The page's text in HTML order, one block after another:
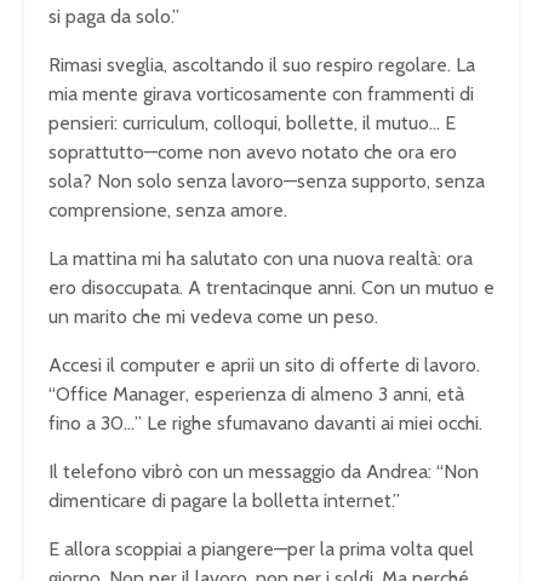
si paga da solo.”
Rimasi sveglia, ascoltando il suo respiro regolare. La
mia mente girava vorticosamente con frammenti di
pensieri: curriculum, colloqui, bollette, il mutuo… E
soprattutto—come non avevo notato che ora ero
sola? Non solo senza lavoro—senza supporto, senza
comprensione, senza amore.
La mattina mi ha salutato con una nuova realtà: ora
ero disoccupata. A trentacinque anni. Con un mutuo e
un marito che mi vedeva come un peso.
Accesi il computer e aprii un sito di offerte di lavoro.
“Office Manager, esperienza di almeno 3 anni, età
fino a 30…” Le righe sfumavano davanti ai miei occhi.
Il telefono vibrò con un messaggio da Andrea: “Non
dimenticare di pagare la bolletta internet.”
E allora scoppiai a piangere—per la prima volta quel